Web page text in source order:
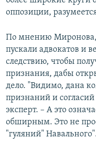
оппозиции,
По мнению Миронова,
пускали адвокатов и
следствию, чтобы
признания, дабы
дело. "Видимо, дана
признаний и
эксперт. – А это
обширным. Это не
"гуляний"